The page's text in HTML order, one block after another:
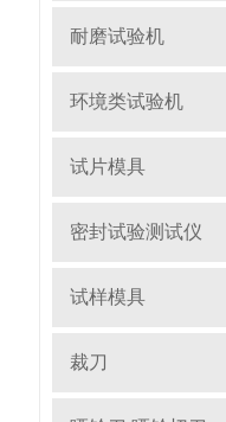
耐磨试验机
环境类试验机
试片模具
密封试验测试仪
试样模具
裁刀